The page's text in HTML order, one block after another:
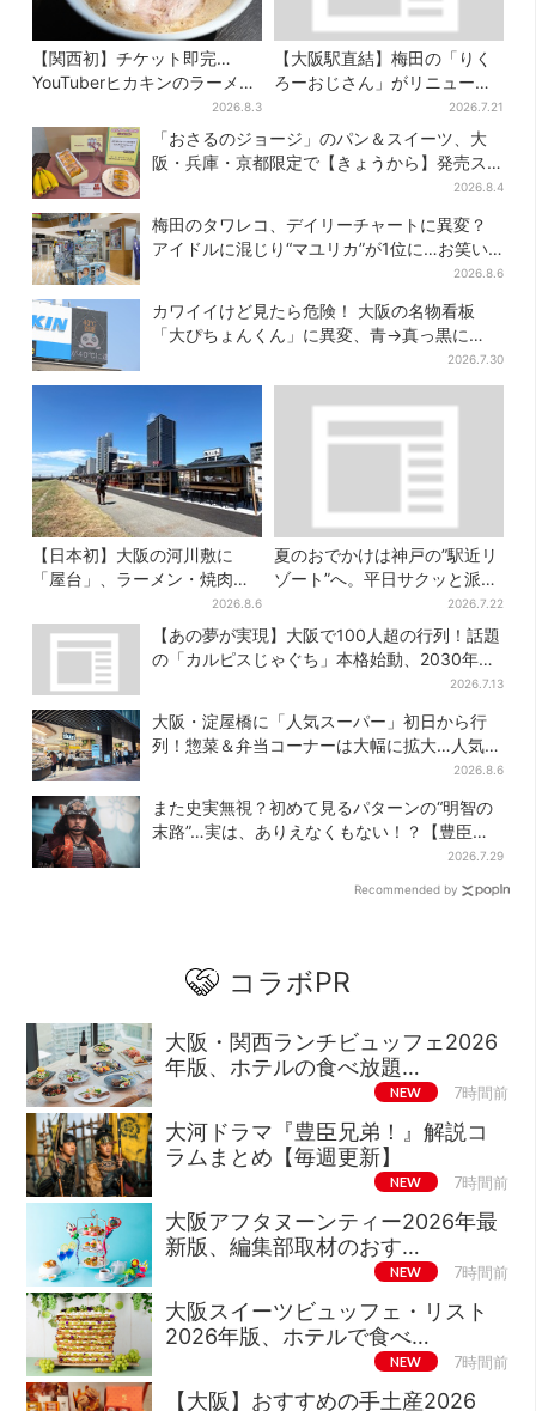
【関西初】チケット即完…
YouTuberヒカキンのラーメン
店「みそきん」が大阪上陸！
「待ってました」と話題
2026.8.3
【大阪駅直結】梅田の「りく
ろーおじさん」がリニューア
ル！チーズケーキ以外も充
実…並ばず買える「ロッカ
ー」も設置
2026.7.21
「おさるのジョージ」のパン＆スイーツ、大
阪・兵庫・京都限定で【きょうから】発売ス
2026.8.4
梅田のタワレコ、デイリーチャートに異変？
アイドルに混じり“マユリカ”が1位に…お笑い
2026.8.6
カワイイけど見たら危険！ 大阪の名物看板
「大ぴちょんくん」に異変、青→真っ黒に…
2026.7.30
【日本初】大阪の河川敷に
「屋台」、ラーメン・焼肉・
しゃぶしゃぶ・カフェまで…
22店舗がオープン
2026.8.6
夏のおでかけは神戸の”駅近リ
ゾート”へ。平日サクッと派
も、休日ガッツリ派も！タイ
パ抜群、約20種の楽しみ方
2026.7.22
【あの夢が実現】大阪で100人超の行列！話題
の「カルピスじゃぐち」本格始動、2030年ま
2026.7.13
大阪・淀屋橋に「人気スーパー」初日から行
列！惣菜＆弁当コーナーは大幅に拡大…人気商
2026.8.6
また史実無視？初めて見るパターンの“明智の
末路”…実は、ありえなくもない！？【豊臣兄
2026.7.29
Recommended by
コラボPR
大阪・関西ランチビュッフェ2026
年版、ホテルの食べ放題…
NEW 7時間前
大河ドラマ『豊臣兄弟！』解説コ
ラムまとめ【毎週更新】
NEW 7時間前
大阪アフタヌーンティー2026年最
新版、編集部取材のおす…
NEW 7時間前
大阪スイーツビュッフェ・リスト
2026年版、ホテルで食べ…
NEW 7時間前
【大阪】おすすめの手土産2026